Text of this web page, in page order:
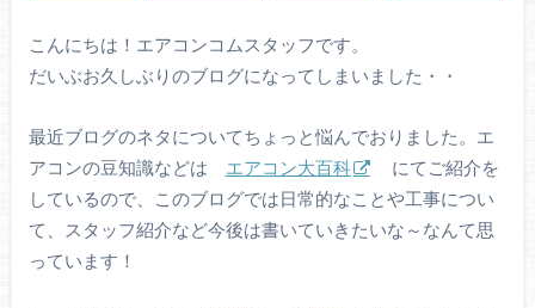
こんにちは！エアコンコムスタッフです。
だいぶお久しぶりのブログになってしまいました・・
最近ブログのネタについてちょっと悩んでおりました。エ
アコンの豆知識などは エアコン大百科
にてご紹介を
しているので、このブログでは日常的なことや工事につい
て、スタッフ紹介など今後は書いていきたいな～なんて思
っています！